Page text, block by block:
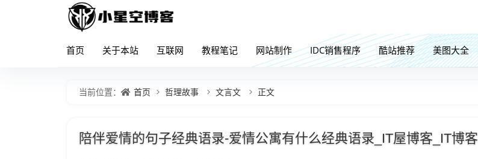
首页 关于本站 互联网 教程笔记 网站制作 IDC销售程序 酷站推荐 美图大全
当前位置： 首页 哲理故事 文言文 正文
陪伴爱情的句子经典语录-爱情公寓有什么经典语录_IT屋博客_IT博客